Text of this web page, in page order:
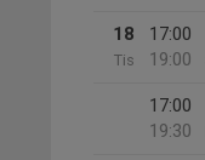
18
Tis
17:00
19:00
17:00
19:30